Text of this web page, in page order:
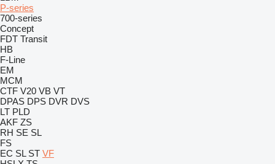
P-series
700-series
Concept
FDT Transit
HB
F-Line
EM
MCM
CTF V20 VB VT
DPAS DPS DVR DVS
LT PLD
AKF ZS
RH SE SL
FS
EC SL ST VF